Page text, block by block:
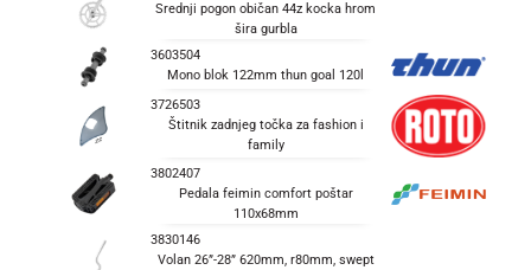
Srednji pogon običan 44z kocka hrom
šira gurbla
3603504
Mono blok 122mm thun goal 120l
3726503
Štitnik zadnjeg točka za fashion i
family
3802407
Pedala feimin comfort poštar
110x68mm
3830146
Volan 26”-28” 620mm, r80mm, swept